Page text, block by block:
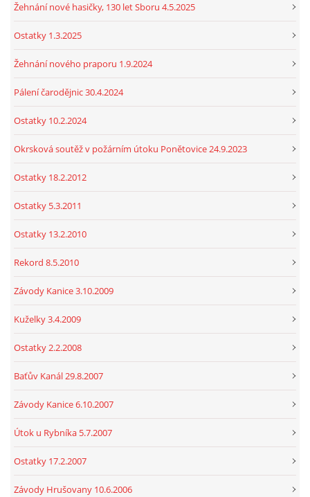
Žehnání nové hasičky, 130 let Sboru 4.5.2025
Ostatky 1.3.2025
Žehnání nového praporu 1.9.2024
Pálení čarodějnic 30.4.2024
Ostatky 10.2.2024
Okrsková soutěž v požárním útoku Ponětovice 24.9.2023
Ostatky 18.2.2012
Ostatky 5.3.2011
Ostatky 13.2.2010
Rekord 8.5.2010
Závody Kanice 3.10.2009
Kuželky 3.4.2009
Ostatky 2.2.2008
Baťův Kanál 29.8.2007
Závody Kanice 6.10.2007
Útok u Rybníka 5.7.2007
Ostatky 17.2.2007
Závody Hrušovany 10.6.2006